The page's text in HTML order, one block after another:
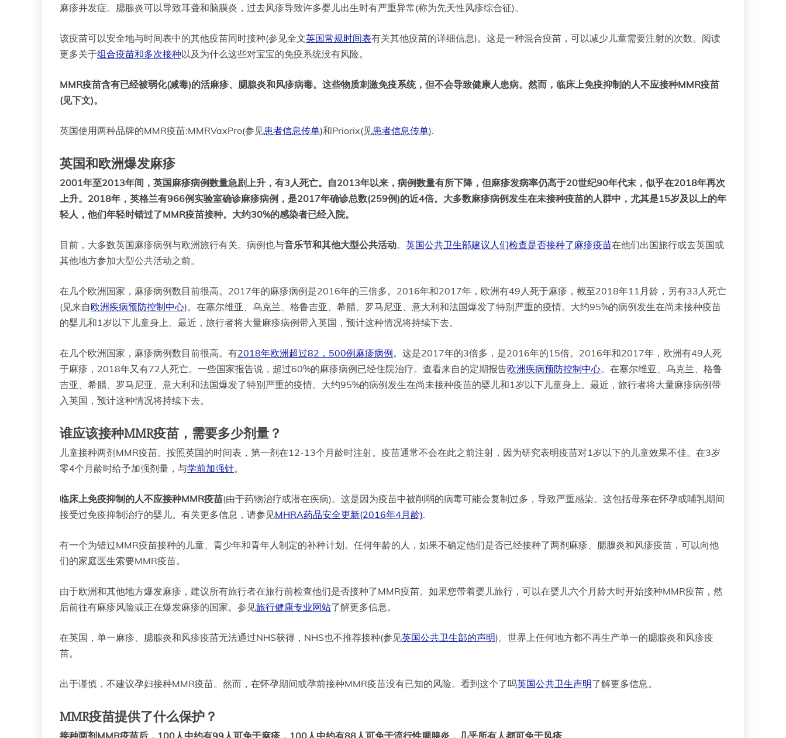
麻疹并发症。腮腺炎可以导致耳聋和脑膜炎，过去风疹导致许多婴儿出生时有严重异常(称为先天性风疹综合征)。
该疫苗可以安全地与时间表中的其他疫苗同时接种(参见全文英国常规时间表有关其他疫苗的详细信息)。这是一种混合疫苗，可以减少儿童需要注射的次数。阅读
更多关于组合疫苗和多次接种以及为什么这些对宝宝的免疫系统没有风险。
MMR疫苗含有已经被弱化(减毒)的活麻疹、腮腺炎和风疹病毒。这些物质刺激免疫系统，但不会导致健康人患病。然而， 临床上免疫抑制的人不应接种MMR疫苗
(见下文)。
英国使用两种品牌的MMR疫苗:MMRVaxPro(参见患者信息传单)和Priorix(见患者信息传单).
英国和欧洲爆发麻疹
2001年至2013年间，英国麻疹病例数量急剧上升，有3人死亡。自2013年以来，病例数量有所下降，但麻疹发病率仍高于20世纪90年代末，似乎在2018年再次
上升。2018年，英格兰有966例实验室确诊麻疹病例，是2017年确诊总数(259例)的近4倍。大多数麻疹病例发生在未接种疫苗的人群中，尤其是15岁及以上的年
轻人，他们年轻时错过了MMR疫苗接种。大约30%的感染者已经入院。
目前，大多数英国麻疹病例与欧洲旅行有关。病例也与音乐节和其他大型公共活动。 英国公共卫生部建议人们检查是否接种了麻疹疫苗在他们出国旅行或去英国或
其他地方参加大型公共活动之前。
在几个欧洲国家，麻疹病例数目前很高。2017年的麻疹病例是2016年的三倍多。2016年和2017年，欧洲有49人死于麻疹，截至2018年11月龄，另有33人死亡
(见来自欧洲疾病预防控制中心)。在塞尔维亚、乌克兰、格鲁吉亚、希腊、罗马尼亚、意大利和法国爆发了特别严重的疫情。大约95%的病例发生在尚未接种疫苗
的婴儿和1岁以下儿童身上。最近，旅行者将大量麻疹病例带入英国，预计这种情况将持续下去。
在几个欧洲国家，麻疹病例数目前很高。有2018年欧洲超过82，500例麻疹病例。这是2017年的3倍多，是2016年的15倍。2016年和2017年，欧洲有49人死
于麻疹，2018年又有72人死亡。一些国家报告说，超过60%的麻疹病例已经住院治疗。查看来自的定期报告欧洲疾病预防控制中心。在塞尔维亚、乌克兰、格鲁
吉亚、希腊、罗马尼亚、意大利和法国爆发了特别严重的疫情。大约95%的病例发生在尚未接种疫苗的婴儿和1岁以下儿童身上。最近，旅行者将大量麻疹病例带
入英国，预计这种情况将持续下去。
谁应该接种MMR疫苗，需要多少剂量？
儿童接种两剂MMR疫苗。按照英国的时间表，第一剂在12-13个月龄时注射。疫苗通常不会在此之前注射，因为研究表明疫苗对1岁以下的儿童效果不佳。在3岁
零4个月龄时给予加强剂量，与学前加强针。
临床上免疫抑制的人不应接种MMR疫苗(由于药物治疗或潜在疾病)。这是因为疫苗中被削弱的病毒可能会复制过多，导致严重感染。这包括母亲在怀孕或哺乳期间
接受过免疫抑制治疗的婴儿。有关更多信息，请参见MHRA药品安全更新(2016年4月龄).
有一个为错过MMR疫苗接种的儿童、青少年和青年人制定的补种计划。任何年龄的人，如果不确定他们是否已经接种了两剂麻疹、腮腺炎和风疹疫苗，可以向他
们的家庭医生索要MMR疫苗。
由于欧洲和其他地方爆发麻疹，建议所有旅行者在旅行前检查他们是否接种了MMR疫苗。如果您带着婴儿旅行，可以在婴儿六个月龄大时开始接种MMR疫苗，然
后前往有麻疹风险或正在爆发麻疹的国家。参见旅行健康专业网站了解更多信息。
在英国，单一麻疹、腮腺炎和风疹疫苗无法通过NHS获得，NHS也不推荐接种(参见英国公共卫生部的声明)。世界上任何地方都不再生产单一的腮腺炎和风疹疫
苗。
出于谨慎，不建议孕妇接种MMR疫苗。然而，在怀孕期间或孕前接种MMR疫苗没有已知的风险。看到这个了吗英国公共卫生声明了解更多信息。
MMR疫苗提供了什么保护？
接种两剂MMR疫苗后，100人中约有99人可免于麻疹，100人中约有88人可免于流行性腮腺炎，几乎所有人都可免于风疹。